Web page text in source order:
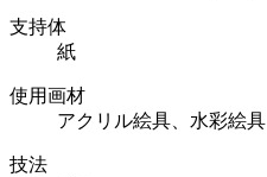
支持体
紙
使用画材
アクリル絵具、水彩絵具
技法